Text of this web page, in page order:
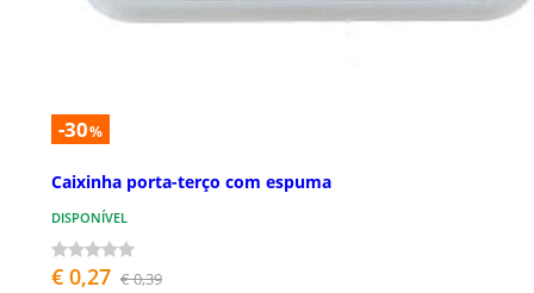
-30%
Caixinha porta-terço com espuma
DISPONÍVEL
€ 0,27 € 0,39